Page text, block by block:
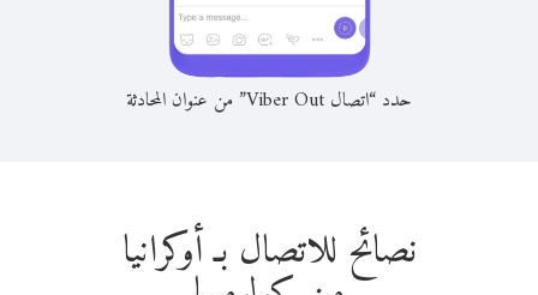
حدد “اتصال Viber Out” من عنوان المحادثة
نصائح للاتصال بـ أوكرانيا